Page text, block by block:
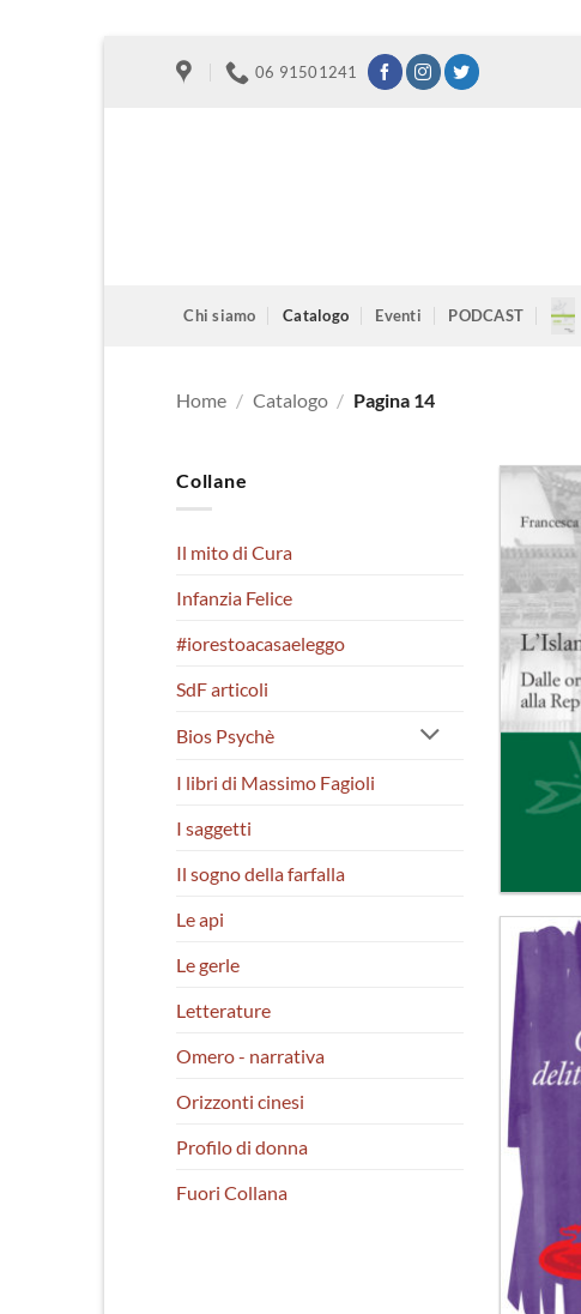
06 91501241
Chi siamo Catalogo Eventi PODCAST
Home / Catalogo / Pagina 14
Collane
Il mito di Cura
Infanzia Felice
#iorestoacasaeleggo
SdF articoli
Bios Psychè
I libri di Massimo Fagioli
I saggetti
Il sogno della farfalla
Le api
Le gerle
Letterature
Omero - narrativa
Orizzonti cinesi
Profilo di donna
Fuori Collana